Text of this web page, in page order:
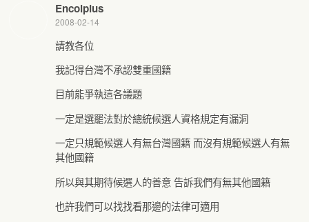
Encolpius
2008-02-14
請教各位
我記得台灣不承認雙重國籍
目前能爭執這各議題
一定是選罷法對於總統候選人資格規定有漏洞
一定只規範候選人有無台灣國籍 而沒有規範候選人有無
其他國籍
所以與其期待候選人的善意 告訴我們有無其他國籍
也許我們可以找找看那邊的法律可適用